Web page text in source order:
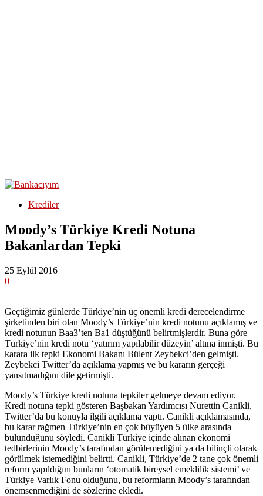
Krediler
Moody’s Türkiye Kredi Notuna
Bakanlardan Tepki
25 Eylül 2016
0
Geçtiğimiz günlerde Türkiye’nin üç önemli kredi derecelendirme
şirketinden biri olan Moody’s Türkiye’nin kredi notunu açıklamış ve
kredi notunun Baa3’ten Ba1 düştüğünü belirtmişlerdir. Buna göre
Türkiye’nin kredi notu ‘yatırım yapılabilir düzeyin’ altına inmişti. Bu
karara ilk tepki Ekonomi Bakanı Bülent Zeybekci’den gelmişti.
Zeybekci Twitter’da açıklama yapmış ve bu kararın gerçeği
yansıtmadığını dile getirmişti.
Moody’s Türkiye kredi notuna tepkiler gelmeye devam ediyor.
Kredi notuna tepki gösteren Başbakan Yardımcısı Nurettin Canikli,
Twitter’da bu konuyla ilgili açıklama yaptı. Canikli açıklamasında,
bu karar rağmen Türkiye’nin en çok büyüyen 5 ülke arasında
bulunduğunu söyledi. Canikli Türkiye içinde alınan ekonomi
tedbirlerinin Moody’s tarafından görülemediğini ya da bilinçli olarak
görülmek istemediğini belirtti. Canikli, Türkiye’de 2 tane çok önemli
reform yapıldığını bunların ‘otomatik bireysel emeklilik sistemi’ ve
Türkiye Varlık Fonu olduğunu, bu reformların Moody’s tarafından
önemsenmediğini de sözlerine ekledi.